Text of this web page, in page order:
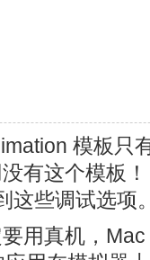
模板只
有这个模板
这些调试选项
用真机，